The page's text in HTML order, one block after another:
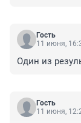
Гость
11 июня,
Один из
Гость
11 июня,